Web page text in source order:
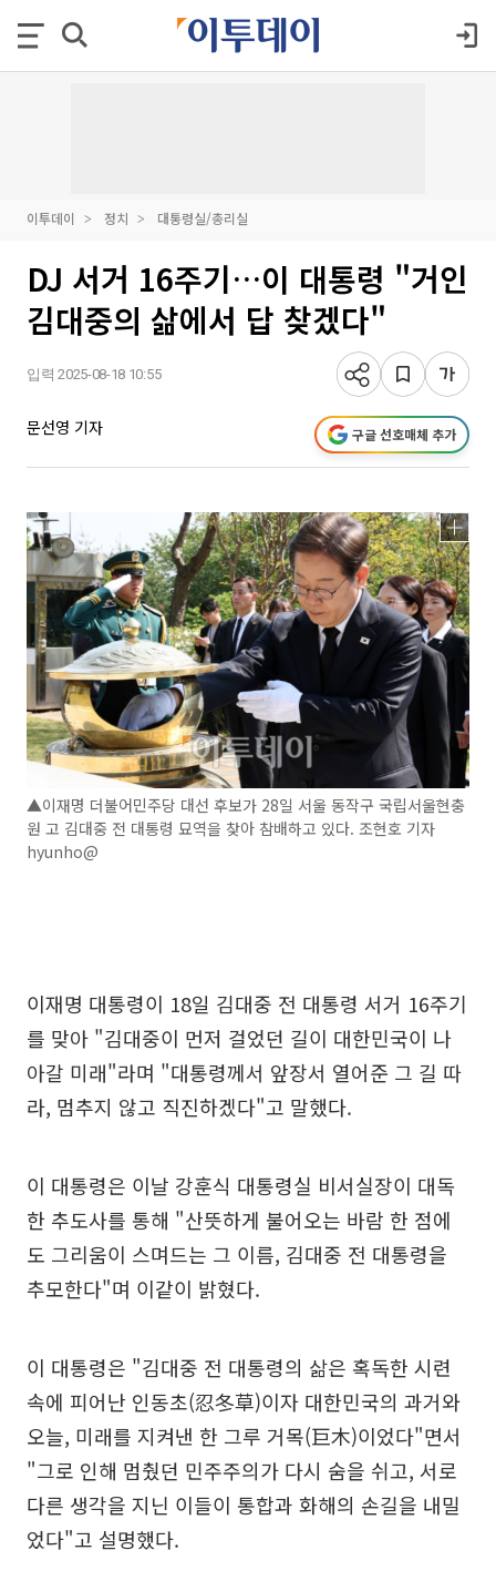
이투데이 정치 대통령실/총리실
DJ 서거 16주기…이 대통령 "거인
김대중의 삶에서 답 찾겠다"
입력 2025-08-18 10:55
문선영 기자 구글 선호매체 추가
▲이재명 더불어민주당 대선 후보가 28일 서울 동작구 국립서울현충
원 고 김대중 전 대통령 묘역을 찾아 참배하고 있다. 조현호 기자
hyunho@
이재명 대통령이 18일 김대중 전 대통령 서거 16주기
를 맞아 "김대중이 먼저 걸었던 길이 대한민국이 나
아갈 미래"라며 "대통령께서 앞장서 열어준 그 길 따
라, 멈추지 않고 직진하겠다"고 말했다.
이 대통령은 이날 강훈식 대통령실 비서실장이 대독
한 추도사를 통해 "산뜻하게 불어오는 바람 한 점에
도 그리움이 스며드는 그 이름, 김대중 전 대통령을
추모한다"며 이같이 밝혔다.
이 대통령은 "김대중 전 대통령의 삶은 혹독한 시련
속에 피어난 인동초(忍冬草)이자 대한민국의 과거와
오늘, 미래를 지켜낸 한 그루 거목(巨木)이었다"면서
"그로 인해 멈췄던 민주주의가 다시 숨을 쉬고, 서로
다른 생각을 지닌 이들이 통합과 화해의 손길을 내밀
었다"고 설명했다.